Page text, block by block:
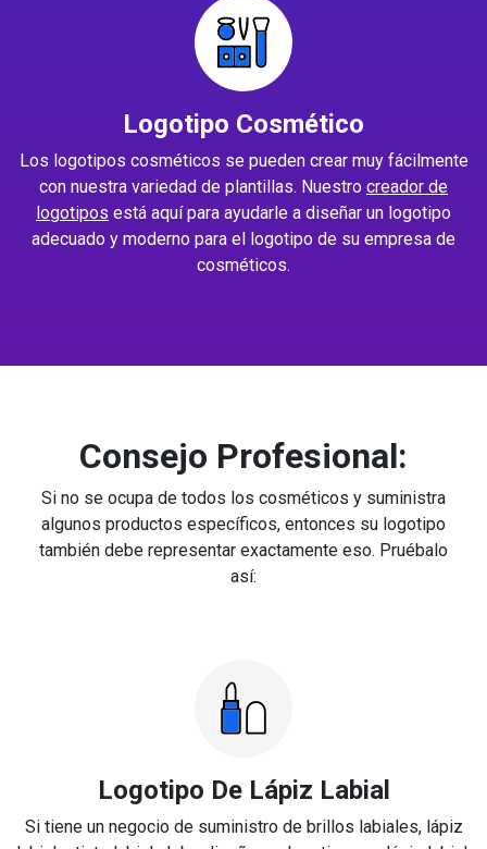
Logotipo Cosmético
Los logotipos cosméticos se pueden crear muy fácilmente
con nuestra variedad de plantillas. Nuestro creador de
logotipos está aquí para ayudarle a diseñar un logotipo
adecuado y moderno para el logotipo de su empresa de
cosméticos.
Consejo Profesional:
Si no se ocupa de todos los cosméticos y suministra
algunos productos específicos, entonces su logotipo
también debe representar exactamente eso. Pruébalo
así:
Logotipo De Lápiz Labial
Si tiene un negocio de suministro de brillos labiales, lápiz